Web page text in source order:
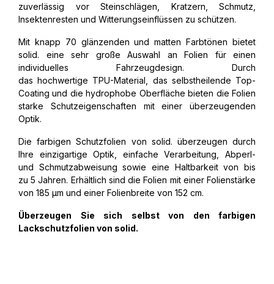
zuverlässig vor Steinschlägen, Kratzern, Schmutz,
Insektenresten und Witterungseinflüssen zu schützen.
Mit knapp 70 glänzenden und matten Farbtönen bietet
solid. eine sehr große Auswahl an Folien für einen
individuelles Fahrzeugdesign. Durch
das hochwertige TPU-Material, das selbstheilende Top-
Coating und die hydrophobe Oberfläche bieten die Folien
starke Schutzeigenschaften mit einer überzeugenden
Optik.
Die farbigen Schutzfolien von solid. überzeugen durch
Ihre einzigartige Optik, einfache Verarbeitung, Abperl-
und Schmutzabweisung sowie eine Haltbarkeit von bis
zu 5 Jahren. Erhältlich sind die Folien mit einer Folienstärke
von 185 µm und einer Folienbreite von 152 cm.
Überzeugen Sie sich selbst von den farbigen
Lackschutzfolien von solid.